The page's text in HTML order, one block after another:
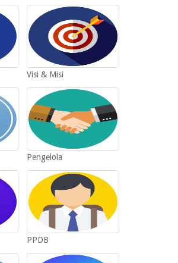
Visi & Misi
Pengelola
PPDB